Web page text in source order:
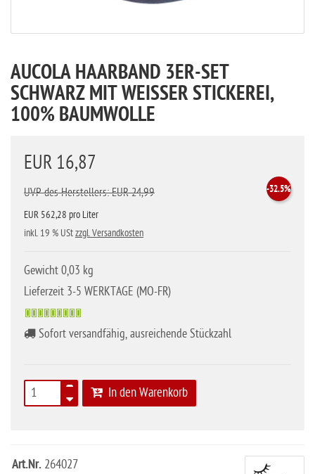
AUCOLA HAARBAND 3ER-SET
SCHWARZ MIT WEISSER STICKEREI, 1
00% BAUMWOLLE
EUR 16,87
-32.5%
UVP des Herstellers: EUR 24,99
EUR 562,28 pro Liter
inkl. 19 % UStzzgl. Versandkosten
Gewicht 0,03 kg
Lieferzeit 3-5 WERKTAGE (MO-FR)
Sofort versandfähig, ausreichende Stückzahl
In den Warenkorb
Art.Nr. 264027